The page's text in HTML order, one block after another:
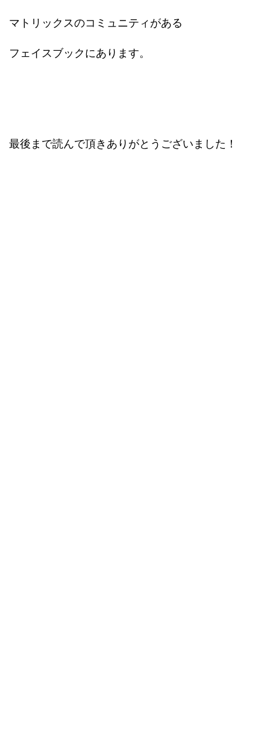
マトリックスのコミュニティがある
フェイスブックにあります。
最後まで読んで頂きありがとうございました！